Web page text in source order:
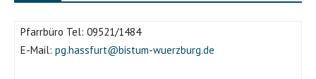
Pfarrbüro Tel: 09521/1484
E-Mail: pg.hassfurt@bistum-wuerzburg.de